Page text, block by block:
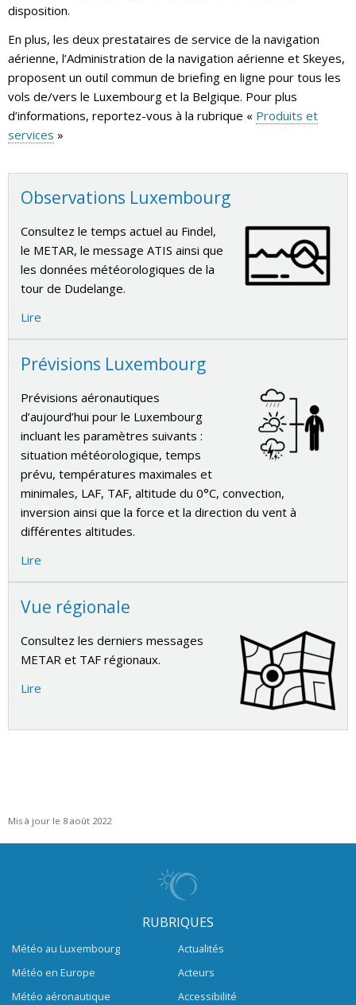
disposition.
En plus, les deux prestataires de service de la navigation
aérienne, l’Administration de la navigation aérienne et Skeyes,
proposent un outil commun de briefing en ligne pour tous les
vols de/vers le Luxembourg et la Belgique. Pour plus
d’informations, reportez-vous à la rubrique « Produits et
services »
Observations Luxembourg
Consultez le temps actuel au Findel,
le METAR, le message ATIS ainsi que
les données météorologiques de la
tour de Dudelange.
Lire
Prévisions Luxembourg
Prévisions aéronautiques
d’aujourd’hui pour le Luxembourg
incluant les paramètres suivants :
situation météorologique, temps
prévu, températures maximales et
minimales, LAF, TAF, altitude du 0°C, convection,
inversion ainsi que la force et la direction du vent à
différentes altitudes.
Lire
Vue régionale
Consultez les derniers messages
METAR et TAF régionaux.
Lire
Mis à jour le 8 août 2022
RUBRIQUES
Météo au Luxembourg
Météo en Europe
Météo aéronautique
Actualités
Acteurs
Accessibilité